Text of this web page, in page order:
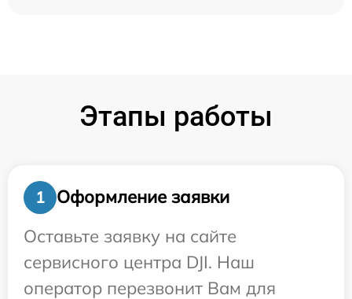
Этапы работы
1
Оформление заявки
Оставьте заявку на сайте
сервисного центра DJI. Наш
оператор перезвонит Вам для